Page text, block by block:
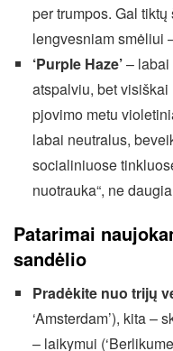
per trumpos. Gal
lengvesniam smėliui
‘Purple Haze’– labai
atspalviu, bet visiškai
pjovimo metu
labai neutralus,
socialiniuose
nuotrauka“, ne
Patarimai
sandėlio
Pradėkite nuo trijų
‘Amsterdam’), kita –
– laikymui